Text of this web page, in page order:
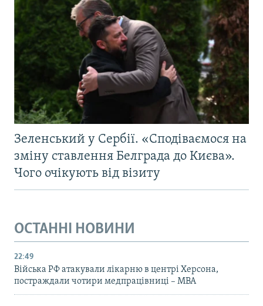
Зеленський у Сербії. «Сподіваємося на
зміну ставлення Белграда до Києва».
Чого очікують від візиту
ОСТАННІ НОВИНИ
22:49
Війська РФ атакували лікарню в центрі Херсона,
постраждали чотири медпрацівниці – МВА